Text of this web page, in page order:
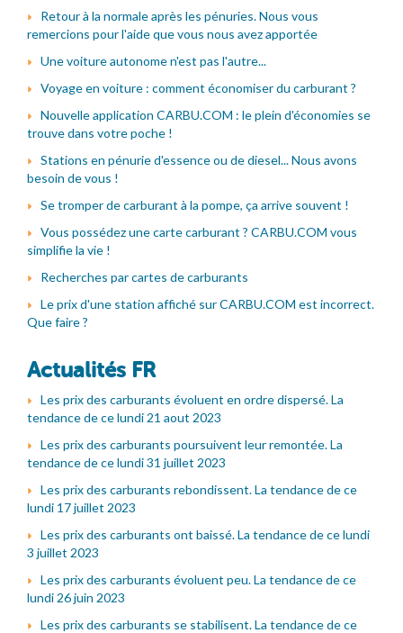
Retour à la normale après les pénuries. Nous vous
remercions pour l'aide que vous nous avez apportée
Une voiture autonome n'est pas l'autre...
Voyage en voiture : comment économiser du carburant ?
Nouvelle application CARBU.COM : le plein d'économies se
trouve dans votre poche !
Stations en pénurie d'essence ou de diesel... Nous avons
besoin de vous !
Se tromper de carburant à la pompe, ça arrive souvent !
Vous possédez une carte carburant ? CARBU.COM vous
simplifie la vie !
Recherches par cartes de carburants
Le prix d'une station affiché sur CARBU.COM est incorrect.
Que faire ?
Actualités FR
Les prix des carburants évoluent en ordre dispersé. La
tendance de ce lundi 21 aout 2023
Les prix des carburants poursuivent leur remontée. La
tendance de ce lundi 31 juillet 2023
Les prix des carburants rebondissent. La tendance de ce
lundi 17 juillet 2023
Les prix des carburants ont baissé. La tendance de ce lundi
3 juillet 2023
Les prix des carburants évoluent peu. La tendance de ce
lundi 26 juin 2023
Les prix des carburants se stabilisent. La tendance de ce